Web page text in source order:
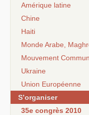
Amérique latine
Chine
Haiti
Monde Arabe,
Mouvement
Ukraine
Union Européenne
S’organiser
35e congrès 2010